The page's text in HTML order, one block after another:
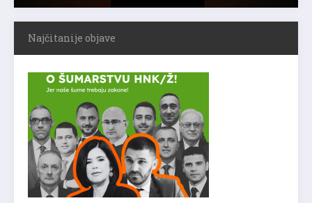
Najčitanije objave